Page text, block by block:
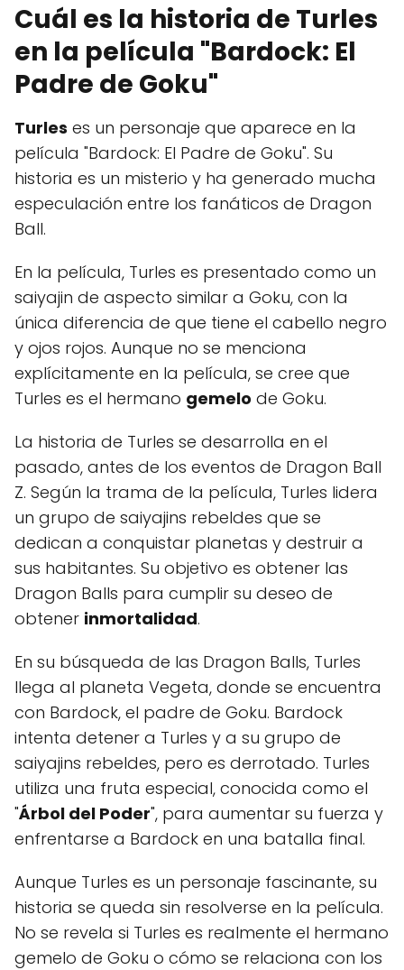
Cuál es la historia de Turles
en la película "Bardock: El
Padre de Goku"
Turles es un personaje que aparece en la
película "Bardock: El Padre de Goku". Su
historia es un misterio y ha generado mucha
especulación entre los fanáticos de Dragon
Ball.
En la película, Turles es presentado como un
saiyajin de aspecto similar a Goku, con la
única diferencia de que tiene el cabello negro
y ojos rojos. Aunque no se menciona
explícitamente en la película, se cree que
Turles es el hermano gemelo de Goku.
La historia de Turles se desarrolla en el
pasado, antes de los eventos de Dragon Ball
Z. Según la trama de la película, Turles lidera
un grupo de saiyajins rebeldes que se
dedican a conquistar planetas y destruir a
sus habitantes. Su objetivo es obtener las
Dragon Balls para cumplir su deseo de
obtener inmortalidad.
En su búsqueda de las Dragon Balls, Turles
llega al planeta Vegeta, donde se encuentra
con Bardock, el padre de Goku. Bardock
intenta detener a Turles y a su grupo de
saiyajins rebeldes, pero es derrotado. Turles
utiliza una fruta especial, conocida como el
"Árbol del Poder", para aumentar su fuerza y
enfrentarse a Bardock en una batalla final.
Aunque Turles es un personaje fascinante, su
historia se queda sin resolverse en la película.
No se revela si Turles es realmente el hermano
gemelo de Goku o cómo se relaciona con los